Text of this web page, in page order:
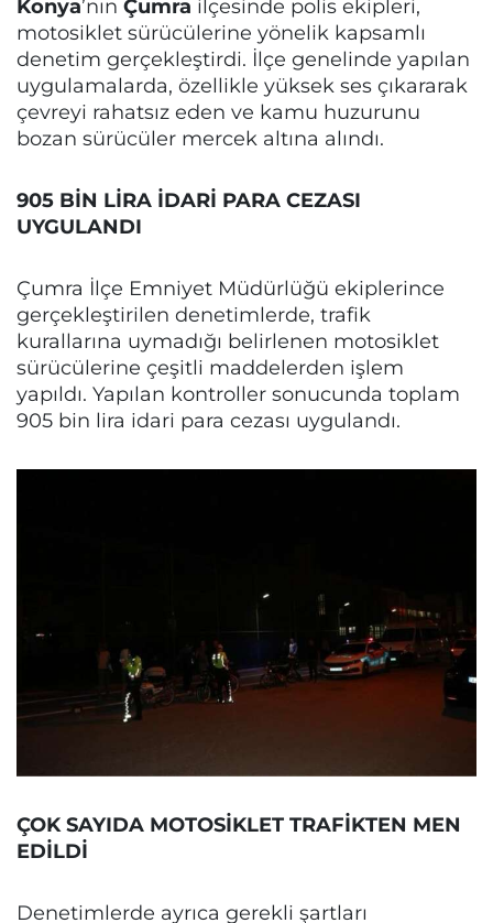
Konya’nın Çumra ilçesinde polis ekipleri,
motosiklet sürücülerine yönelik kapsamlı
denetim gerçekleştirdi. İlçe genelinde yapılan
uygulamalarda, özellikle yüksek ses çıkararak
çevreyi rahatsız eden ve kamu huzurunu
bozan sürücüler mercek altına alındı.
905 BİN LİRA İDARİ PARA CEZASI
UYGULANDI
Çumra İlçe Emniyet Müdürlüğü ekiplerince
gerçekleştirilen denetimlerde, trafik
kurallarına uymadığı belirlenen motosiklet
sürücülerine çeşitli maddelerden işlem
yapıldı. Yapılan kontroller sonucunda toplam
905 bin lira idari para cezası uygulandı.
ÇOK SAYIDA MOTOSİKLET TRAFİKTEN MEN
EDİLDİ
Denetimlerde ayrıca gerekli şartları